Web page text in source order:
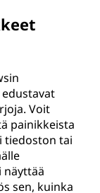
Voit
painikkeista
tiedoston tai
näyttää
sen, kuinka